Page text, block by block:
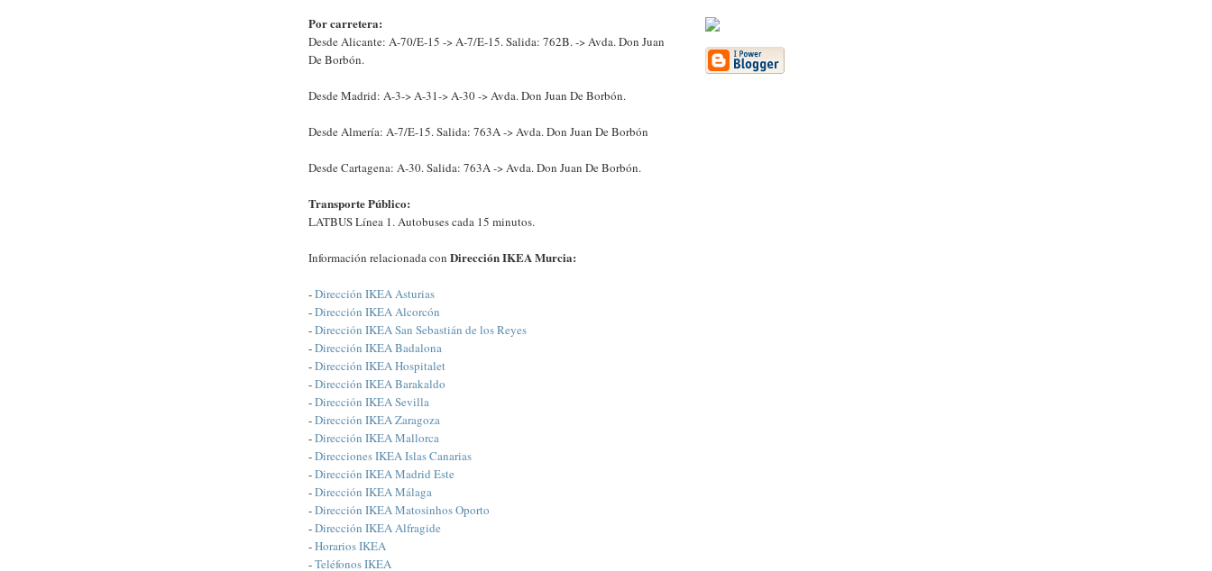
Por carretera:
Desde Alicante: A-70/E-15 -> A-7/E-15. Salida: 762B. -> Avda. Don Juan
De Borbón.
Desde Madrid: A-3-> A-31-> A-30 -> Avda. Don Juan De Borbón.
Desde Almería: A-7/E-15. Salida: 763A -> Avda. Don Juan De Borbón
Desde Cartagena: A-30. Salida: 763A -> Avda. Don Juan De Borbón.
Transporte Público:
LATBUS Línea 1. Autobuses cada 15 minutos.
Información relacionada con Dirección IKEA Murcia:
-Dirección IKEA Asturias
-Dirección IKEA Alcorcón
-Dirección IKEA San Sebastián de los Reyes
-Dirección IKEA Badalona
-Dirección IKEA Hospitalet
-Dirección IKEA Barakaldo
-Dirección IKEA Sevilla
-Dirección IKEA Zaragoza
-Dirección IKEA Mallorca
-Direcciones IKEA Islas Canarias
-Dirección IKEA Madrid Este
-Dirección IKEA Málaga
-Dirección IKEA Matosinhos Oporto
-Dirección IKEA Alfragide
-Horarios IKEA
-Teléfonos IKEA